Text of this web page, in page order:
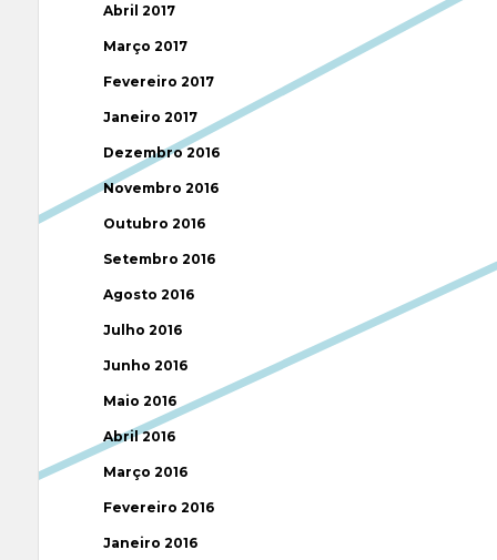
Abril 2017
Março 2017
Fevereiro 2017
Janeiro 2017
Dezembro 2016
Novembro 2016
Outubro 2016
Setembro 2016
Agosto 2016
Julho 2016
Junho 2016
Maio 2016
Abril 2016
Março 2016
Fevereiro 2016
Janeiro 2016